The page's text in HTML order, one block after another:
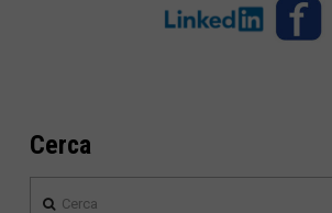
Cerca